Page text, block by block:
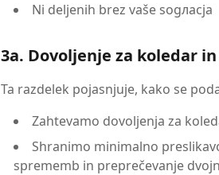
Ni deljenih brez vaše sogласја
3a. Dovoljenje za koledar
Ta razdelek pojasnjuje, kako se
Zahtevamo dovoljenja za
Shranimo minimalno
sprememb in preprečevanje